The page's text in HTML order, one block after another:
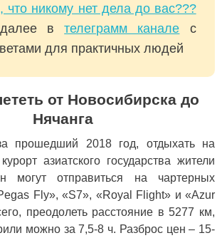
что никому нет дела до вас???
далее втелеграмм канале с
для практичных людей
от Новосибирска до
Нячанга
прошедший 2018 год, отдыхать на
азиатского государства жители
могут отправиться на чартерных
Fly», «S7», «Royal Flight» и «Azur
преодолеть расстояние в 5277 км,
можно за 7,5-8 ч. Разброс цен – 15-